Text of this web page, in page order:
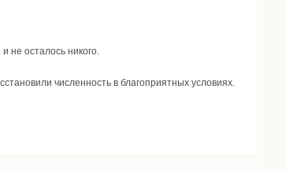
не осталось никого.
численность в благоприятных условиях.